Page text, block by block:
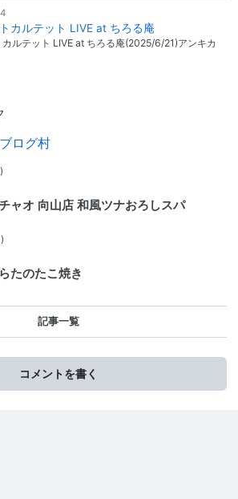
カルテット LIVE at ちろる庵
カルテット LIVE at ちろる庵(2025/6/21)アンキカ
ログ村
ャオ 向山店 和風ツナおろしスパ
たのたこ焼き
記事一覧
コメントを書く